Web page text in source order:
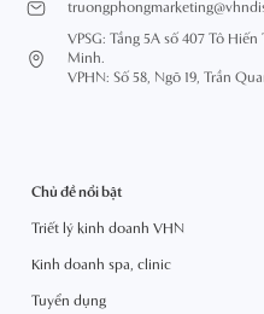
VPSG: Tầng 5A số 407 Tô
Minh.
VPHN: Số 58, Ngõ 19, Trần
Chủ đề nổi bật
Triết lý kinh doanh VHN
Kinh doanh spa, clinic
Tuyển dụng